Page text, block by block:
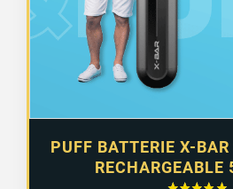
PUFF BATTERIE X-
RECHARGEABLE